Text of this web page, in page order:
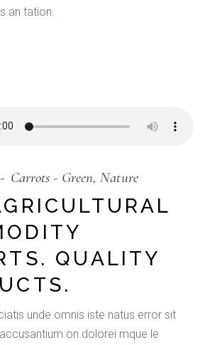
an tation.
Carrots Green Nature
QUALITY
unde omnis iste natus error sit
on dolorei mque le